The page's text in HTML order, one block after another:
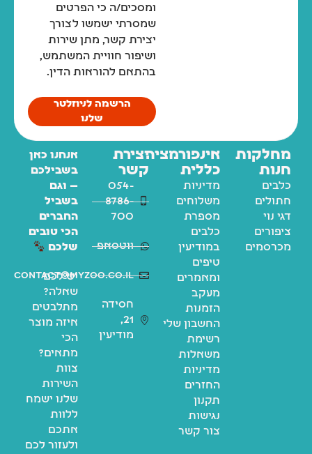
ומסכים/ה כי הפרטים
שמסרתי ישמשו לצורך
יצירת קשר, מתן שירות
ושיפור חוויית המשתמש,
בהתאם להוראות הדין.
הרשמה לניוזלטר
שלנו
מחלקות
חנות
כלבים
חתולים
דגי נוי
ציפורים
מכרסמים
אינפורמציה
כללית
מדיניות
משלוחים
מספרת
כלבים
במודיעין
טיפים
ומאמרים
מעקב
הזמנות
החשבון שלי
רשימת
משאלות
מדיניות
החזרים
תקנון
נגישות
צור קשר
יצירת
קשר
054-
8786-
700
ווטסאפ
contact@myzoo.co.il
חסידה
21,
מודיעין
אנחנו כאן
בשבילכם
— וגם
בשביל
החברים
הכי טובים
שלכם
יש לכם
שאלה?
מתלבטים
איזה מוצר
הכי
מתאים?
צוות
השירות
שלנו ישמח
ללוות
אתכם
ולעזור לכם